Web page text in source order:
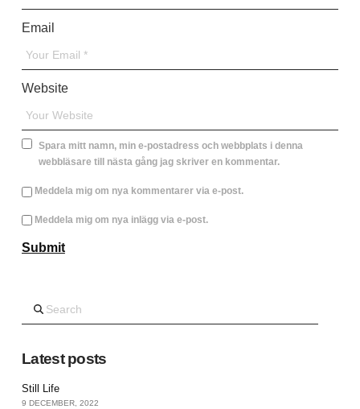
Email
Website
Spara mitt namn, min e-postadress och webbplats i denna
webbläsare till nästa gång jag skriver en kommentar.
Meddela mig om nya kommentarer via e-post.
Meddela mig om nya inlägg via e-post.
Search
Latest posts
Still Life
9 DECEMBER, 2022